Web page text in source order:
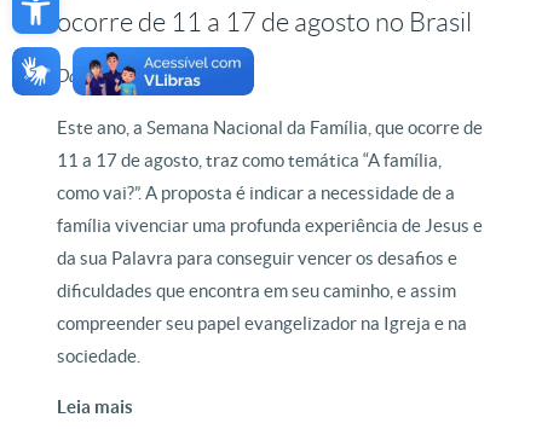
ocorre de 11 a 17 de agosto no Brasil
Da redação, com CNBB
Este ano, a Semana Nacional da Família, que ocorre de
11 a 17 de agosto, traz como temática “A família,
como vai?”. A proposta é indicar a necessidade de a
família vivenciar uma profunda experiência de Jesus e
da sua Palavra para conseguir vencer os desafios e
dificuldades que encontra em seu caminho, e assim
compreender seu papel evangelizador na Igreja e na
sociedade.
Leia mais